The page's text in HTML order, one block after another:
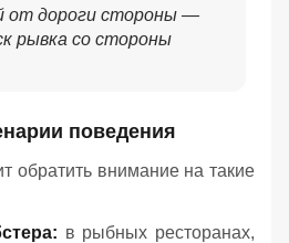
от дороги стороны —
рывка со стороны
поведения
обратить внимание на такие
в рыбных ресторанах,